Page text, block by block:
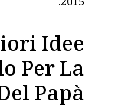
Idee
Per La
Papà